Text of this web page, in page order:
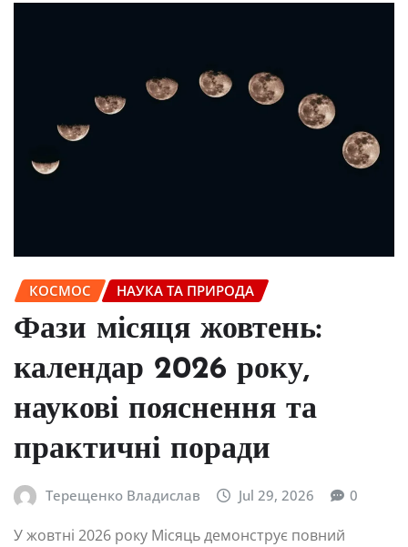
КОСМОС НАУКА ТА ПРИРОДА
Фази місяця жовтень:
календар 2026 року,
наукові пояснення та
практичні поради
Терещенко Владислав Jul 29, 2026 0
У жовтні 2026 року Місяць демонструє повний